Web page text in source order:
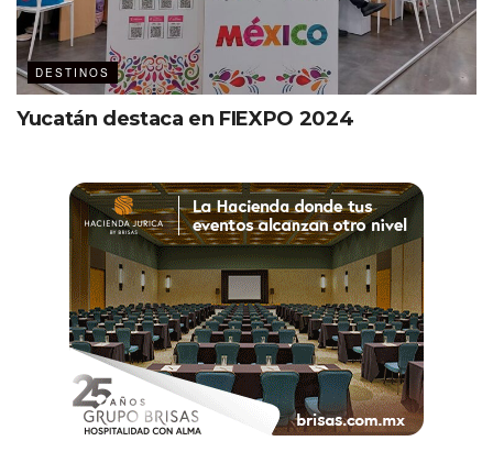
DESTINOS
Yucatán destaca en FIEXPO 2024